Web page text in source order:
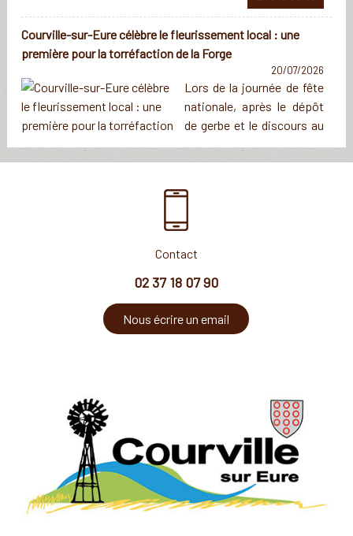
Courville-sur-Eure célèbre le fleurissement local : une
première pour la torréfaction de la Forge
Lors de la journée de fête
nationale, après le dépôt
de gerbe et le discours au
monument au morts situé
Projet artistique à Courville-sur-Eure : 44 élèves créent
des classes de CP et CP-
CE1 de l’école élémentaire
du Chemin Vert, à
À Courville-sur-Eure, la route D114 transformée pour vélos
et piétons : premiers retours sur l'expérimentation
09/07/2026
La salle de la Madeleine, à
Courville-sur-Eure, a
Contact
02 37 18 07 90
Nous écrire un email